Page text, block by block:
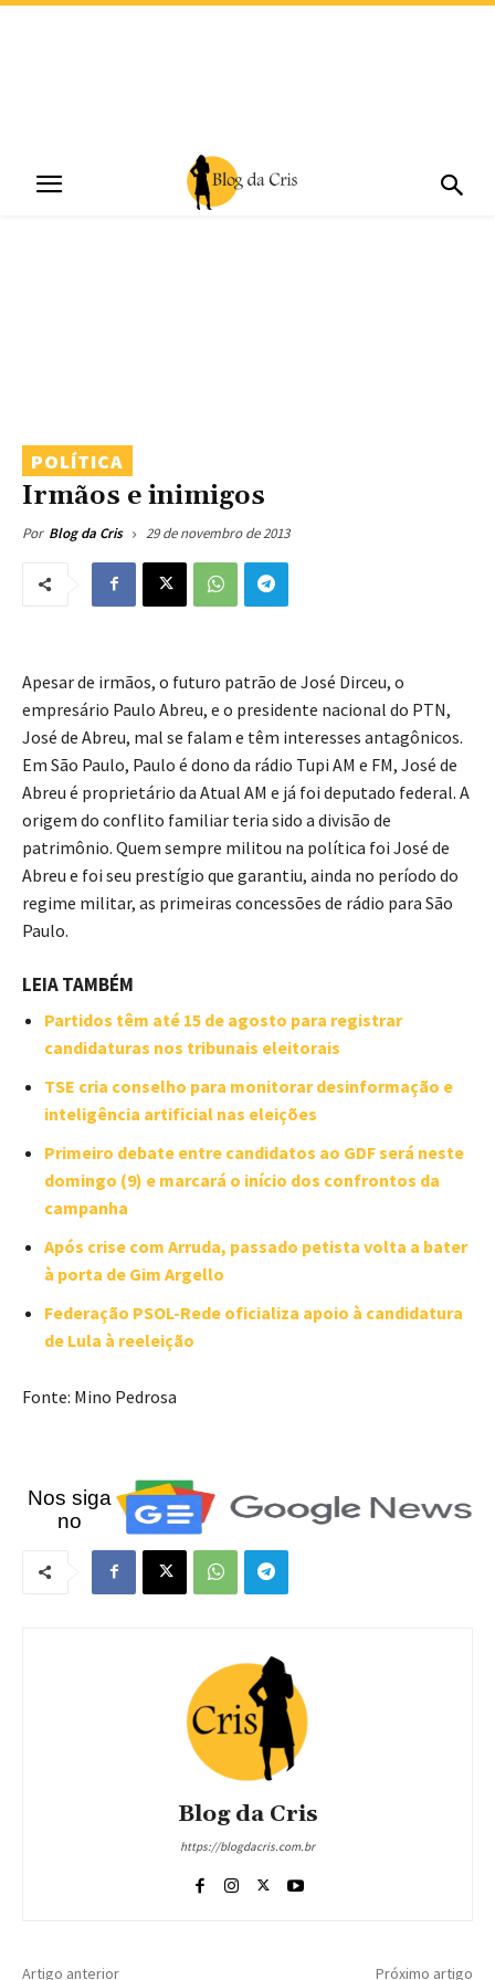
POLÍTICA
Irmãos e inimigos
Por Blog da Cris 29 de novembro de 2013
Apesar de irmãos, o futuro patrão de José Dirceu, o
empresário Paulo Abreu, e o presidente nacional do PTN,
José de Abreu, mal se falam e têm interesses antagônicos.
Em São Paulo, Paulo é dono da rádio Tupi AM e FM, José de
Abreu é proprietário da Atual AM e já foi deputado federal. A
origem do conflito familiar teria sido a divisão de
patrimônio. Quem sempre militou na política foi José de
Abreu e foi seu prestígio que garantiu, ainda no período do
regime militar, as primeiras concessões de rádio para São
Paulo.
LEIA TAMBÉM
Partidos têm até 15 de agosto para registrar
candidaturas nos tribunais eleitorais
TSE cria conselho para monitorar desinformação e
inteligência artificial nas eleições
Primeiro debate entre candidatos ao GDF será neste
domingo (9) e marcará o início dos confrontos da
campanha
Após crise com Arruda, passado petista volta a bater
à porta de Gim Argello
Federação PSOL-Rede oficializa apoio à candidatura
de Lula à reeleição
Fonte: Mino Pedrosa
Nos siga
no
Blog da Cris
https://blogdacris.com.br
Artigo anterior Próximo artigo